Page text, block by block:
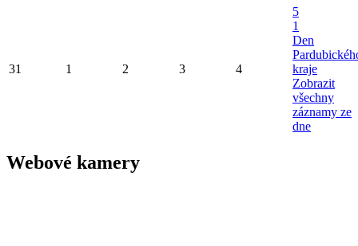
31 1 2 3 4
5
1
Den
kraje
Zobrazit
všechny
záznamy ze
dne
Webové kamery